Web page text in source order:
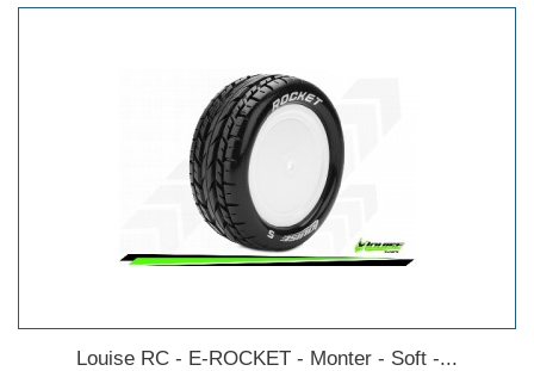
Louise RC - E-ROCKET - Monter - Soft -...